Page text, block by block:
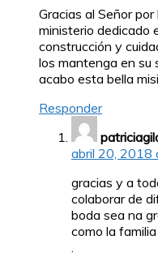
Gracias al Señor
ministerio dedicado
construcción y
los mantenga en su
acabo esta bella
Responder
abril 20, 2018
gracias y a
colaborar de
boda sea na
como la
.